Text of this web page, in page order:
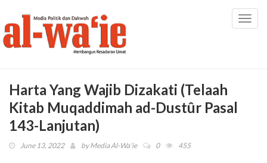
Harta Yang Wajib Dizakati (Telaah
Kitab Muqaddimah ad-Dustûr Pasal
143-Lanjutan)
June 13, 2022 byMedia Al-Wa'ie 0 455